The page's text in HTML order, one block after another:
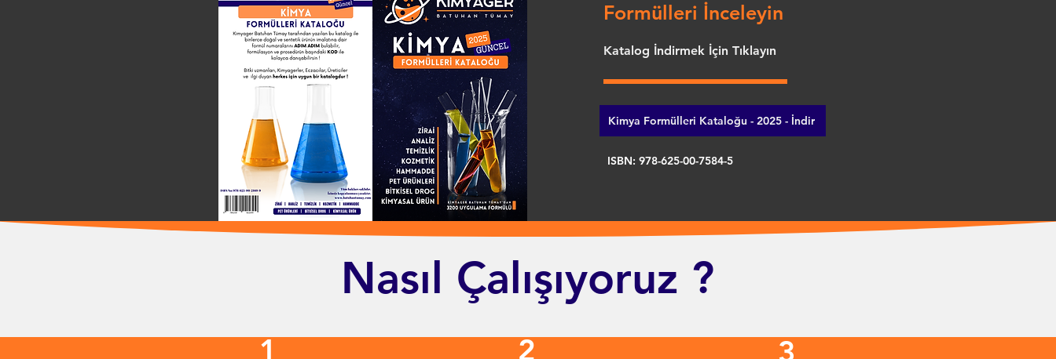
Formülleri İnceleyin
Katalog İndirmek İçin Tıklayın
Kimya Formülleri Kataloğu - 2025 - İndir
ISBN: 978-625-00-7584-5
Nasıl Çalışıyoruz ?
1 2 3